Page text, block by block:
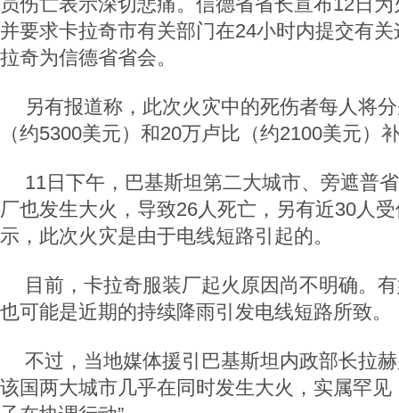
并要求卡拉奇市有关部门在24小时内提交有
拉奇为信德省省会。
另有报道称，此次火灾中的死伤者每人将
（约5300美元）和20万卢比（约2100美元）
11日下午，巴基斯坦第二大城市、旁遮普
厂也发生大火，导致26人死亡，另有近30人
示，此次火灾是由于电线短路引起的。
目前，卡拉奇服装厂起火原因尚不明确。
也可能是近期的持续降雨引发电线短路所致。
不过，当地媒体援引巴基斯坦内政部长拉
该国两大城市几乎在同时发生大火，实属罕见